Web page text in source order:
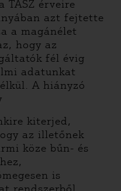
TASZ érveire
azt fejtette
a magánélet
hogy az
fél évig
adatunkat
A hiányzó
kiterjed,
az illetőnek
köze bűn- és
is